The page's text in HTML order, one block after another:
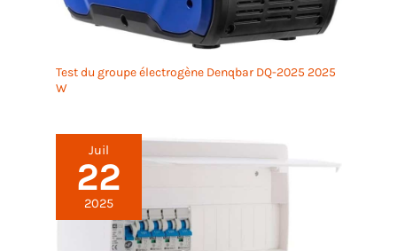
Test du groupe électrogène Denqbar DQ-2025 2025
W
Juil
22
2025